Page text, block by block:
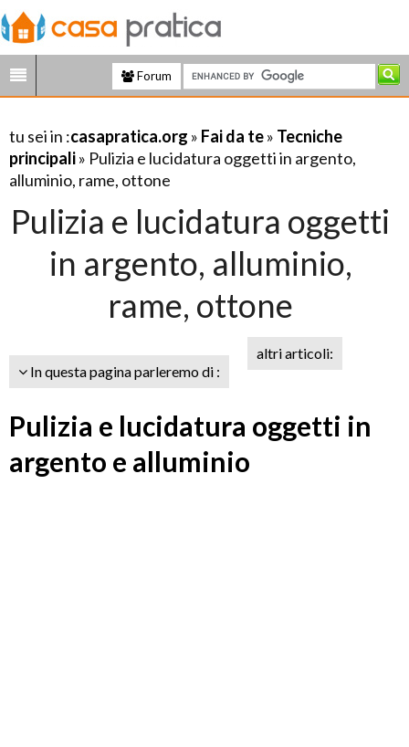
Forum
tu sei in :casapratica.org » Fai da te» Tecniche
principali» Pulizia e lucidatura oggetti in argento,
alluminio, rame, ottone
Pulizia e lucidatura oggetti
in argento, alluminio,
rame, ottone
In questa pagina parleremo di :
altri articoli:
Pulizia e lucidatura oggetti in
argento e alluminio